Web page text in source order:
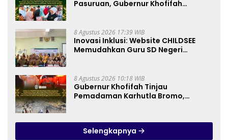
Pasuruan, Gubernur Khofifah
8 Agustus 2026 17:39 WIB
Inovasi Inklusi: Website CHILDSEE
Memudahkan Guru SD Negeri
8 Agustus 2026 10:18 WIB
Gubernur Khofifah Tinjau
Pemadaman Karhutla Bromo,
Selengkapnya